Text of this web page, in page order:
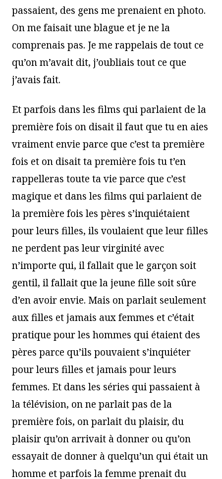
passaient, des gens me prenaient en photo.
On me faisait une blague et je ne la
comprenais pas. Je me rappelais de tout ce
qu’on m’avait dit, j’oubliais tout ce que
j’avais fait.
Et parfois dans les films qui parlaient de la
première fois on disait il faut que tu en aies
vraiment envie parce que c’est ta première
fois et on disait ta première fois tu t’en
rappelleras toute ta vie parce que c’est
magique et dans les films qui parlaient de
la première fois les pères s’inquiétaient
pour leurs filles, ils voulaient que leur filles
ne perdent pas leur virginité avec
n’importe qui, il fallait que le garçon soit
gentil, il fallait que la jeune fille soit sûre
d’en avoir envie. Mais on parlait seulement
aux filles et jamais aux femmes et c’était
pratique pour les hommes qui étaient des
pères parce qu’ils pouvaient s’inquiéter
pour leurs filles et jamais pour leurs
femmes. Et dans les séries qui passaient à
la télévision, on ne parlait pas de la
première fois, on parlait du plaisir, du
plaisir qu’on arrivait à donner ou qu’on
essayait de donner à quelqu’un qui était un
homme et parfois la femme prenait du